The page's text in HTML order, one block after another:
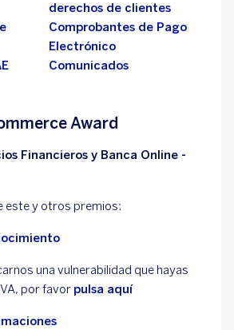
derechos de clientes
Comprobantes de Pago
Electrónico
Comunicados
Award
Financieros y Banca Online -
este y otros premios:
una vulnerabilidad que hayas
por favor pulsa aquí